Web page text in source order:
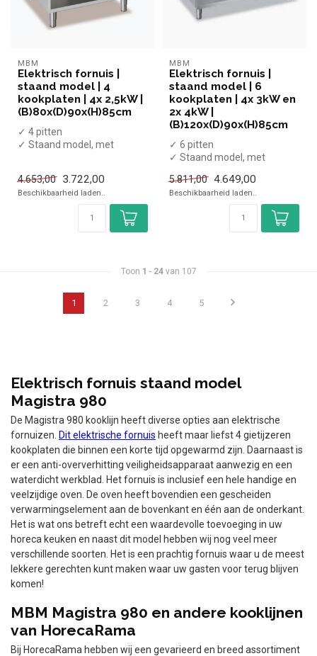
MBM
Elektrisch fornuis |
staand model | 4
kookplaten | 4x 2,5kW |
(B)80x(D)90x(H)85cm
✓ 4 pitten
✓ Staand model, met
✓ 400 Volt
4.653,00 3.722,00
Beschikbaarheid laden..
MBM
Elektrisch fornuis |
staand model | 6
kookplaten | 4x 3kW en
2x 4kW |
(B)120x(D)90x(H)85cm
✓ 6 pitten
✓ Staand model, met
✓ 20 kW
✓ 400 Volt
5.811,00 4.649,00
Beschikbaarheid laden..
Toon 1 - 24van 107
1 2 3 4 5
Elektrisch fornuis staand model
Magistra 980
De Magistra 980 kooklijn heeft diverse opties aan elektrische
fornuizen. Dit elektrische fornuis heeft maar liefst 4 gietijzeren
kookplaten die binnen een korte tijd opgewarmd zijn. Daarnaast is
er een anti-oververhitting veiligheidsapparaat aanwezig en een
waterdicht werkblad. Het fornuis is inclusief een hele handige en
veelzijdige oven. De oven heeft bovendien een gescheiden
verwarmingselement aan de bovenkant en één aan de onderkant.
Het is wat ons betreft echt een waardevolle toevoeging in uw
horeca keuken en naast dit model hebben wij nog veel meer
verschillende soorten. Het is een prachtig fornuis waar u de meest
lekkere gerechten kunt maken waar uw gasten voor terug blijven
komen!
MBM Magistra 980 en andere kooklijnen
van HorecaRama
Bij HorecaRama hebben wij een gevarieerd en breed assortiment